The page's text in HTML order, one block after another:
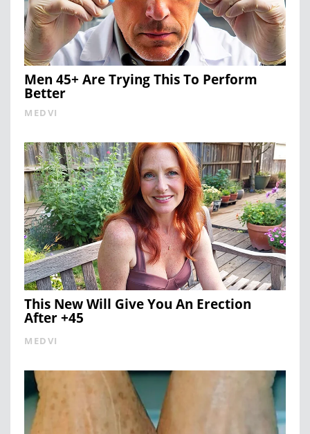
Men 45+ Are Trying This To Perform
Better
MEDVI
This New Will Give You An Erection
After +45
MEDVI